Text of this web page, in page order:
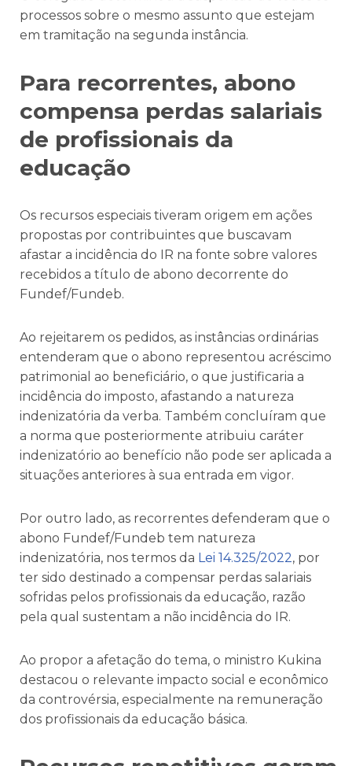
processos sobre o mesmo assunto que estejam
em tramitação na segunda instância.
Para recorrentes, abono
compensa perdas salariais
de profissionais da
educação
Os recursos especiais tiveram origem em ações
propostas por contribuintes que buscavam
afastar a incidência do IR na fonte sobre valores
recebidos a título de abono decorrente do
Fundef/Fundeb.
Ao rejeitarem os pedidos, as instâncias ordinárias
entenderam que o abono representou acréscimo
patrimonial ao beneficiário, o que justificaria a
incidência do imposto, afastando a natureza
indenizatória da verba. Também concluíram que
a norma que posteriormente atribuiu caráter
indenizatório ao benefício não pode ser aplicada a
situações anteriores à sua entrada em vigor.
Por outro lado, as recorrentes defenderam que o
abono Fundef/Fundeb tem natureza
indenizatória, nos termos da Lei 14.325/2022, por
ter sido destinado a compensar perdas salariais
sofridas pelos profissionais da educação, razão
pela qual sustentam a não incidência do IR.
Ao propor a afetação do tema, o ministro Kukina
destacou o relevante impacto social e econômico
da controvérsia, especialmente na remuneração
dos profissionais da educação básica.